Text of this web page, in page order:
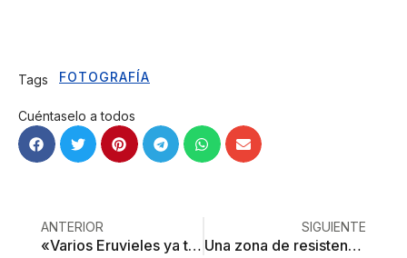
Tags FOTOGRAFÍA
Cuéntaselo a todos
ANTERIOR
«Varios Eruvieles ya tuertos, ajados, cuchos»
SIGUIENTE
Una zona de resistencia ante la barbarie